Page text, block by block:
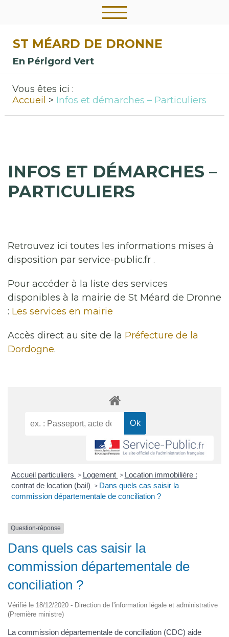
ST MÉARD DE DRONNE
En Périgord Vert
Vous êtes ici :
Accueil
Infos et démarches – Particuliers
INFOS ET DÉMARCHES –
PARTICULIERS
Retrouvez ici toutes les informations mises à
disposition par service-public.fr .
Pour accéder à la liste des services
disponibles à la mairie de St Méard de Dronne
: Les services en mairie
Accès direct au site de la Préfecture de la
Dordogne.
Accueil particuliers > Logement > Location immobilière :
contrat de location (bail) > Dans quels cas saisir la
commission départementale de conciliation ?
Question-réponse
Dans quels cas saisir la
commission départementale de
conciliation ?
Vérifié le 18/12/2020 - Direction de l'information légale et administrative
(Première ministre)
La commission départementale de conciliation (CDC) aide